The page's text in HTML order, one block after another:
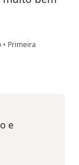
• Primeira
e